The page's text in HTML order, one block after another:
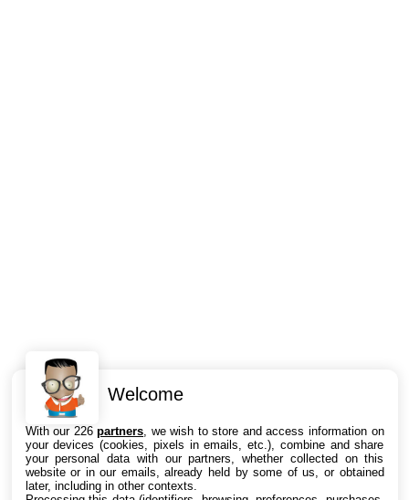
Intéressant ? Partagez !
Welcome
With our 226partners , we wish to store and access information on
your devices (cookies, pixels in emails, etc.), combine and share
your personal data with our partners, whether collected on this
website or in our emails, already held by some of us, or obtained
later, including in other contexts.